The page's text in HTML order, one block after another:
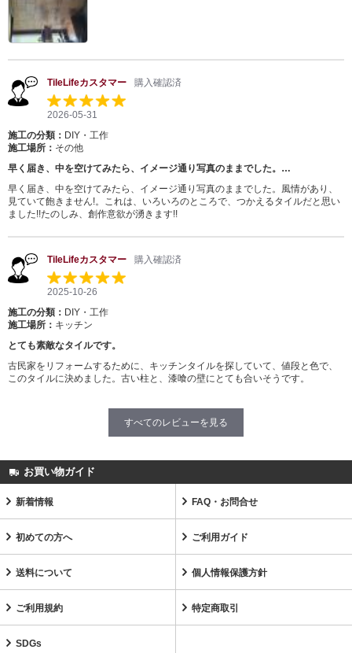
TileLifeカスタマー 購入確認済
2026-05-31
施工の分類： DIY・工作
施工場所： その他
早く届き、中を空けてみたら、イメージ通り写真のままでした。…
早く届き、中を空けてみたら、イメージ通り写真のままでした。風情があり、
見ていて飽きません!。これは、いろいろのところで、つかえるタイルだと思い
ました!!たのしみ、創作意欲が湧きます!!
TileLifeカスタマー 購入確認済
2025-10-26
施工の分類： DIY・工作
施工場所： キッチン
とても素敵なタイルです。
古民家をリフォームするために、キッチンタイルを探していて、値段と色で、
このタイルに決めました。古い柱と、漆喰の壁にとても合いそうです。
すべてのレビューを見る
お買い物ガイド
新着情報 FAQ・お問合せ
初めての方へ ご利用ガイド
送料について 個人情報保護方針
ご利用規約 特定商取引
SDGs